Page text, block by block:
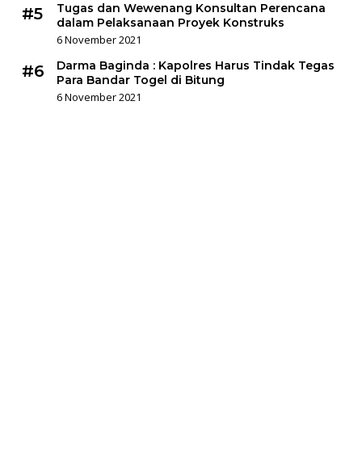
#5
Tugas dan Wewenang Konsultan Perencana
dalam Pelaksanaan Proyek Konstruks
6 November 2021
#6
Darma Baginda : Kapolres Harus Tindak Tegas
Para Bandar Togel di Bitung
6 November 2021